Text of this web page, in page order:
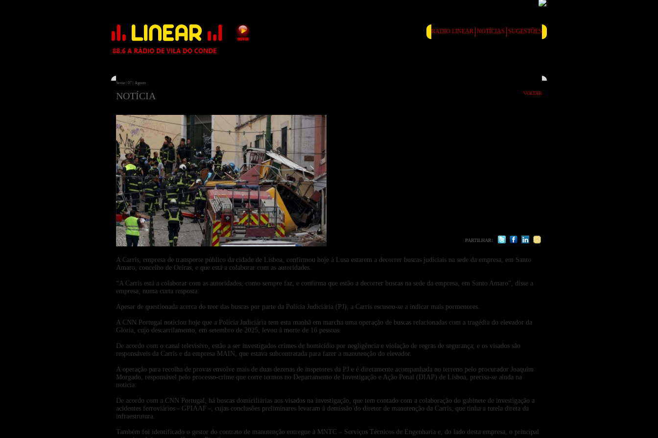
RADIO LINEAR NOTÍCIAS SUGESTÕES
Sexta | 07 | Agosto
NOTÍCIA VOLTAR
PARTILHAR:
A Carris, empresa de transporte público da cidade de Lisboa, confirmou hoje à Lusa estarem a decorrer buscas judiciais na sede da empresa, em Santo
Amaro, concelho de Oeiras, e que está a colaborar com as autoridades.
“A Carris está a colaborar com as autoridades, como sempre faz, e confirma que estão a decorrer buscas na sede da empresa, em Santo Amaro”, disse a
empresa, numa curta resposta.
Apesar de questionada acerca do teor das buscas por parte da Polícia Judiciária (PJ), a Carris escusou-se a indicar mais pormenores.
A CNN Portugal noticiou hoje que a Polícia Judiciária tem esta manhã em marcha uma operação de buscas relacionadas com a tragédia do elevador da
Glória, cujo descarrilamento, em setembro de 2025, levou à morte de 16 pessoas.
De acordo com o canal televisivo, estão a ser investigados crimes de homicídio por negligência e violação de regras de segurança, e os visados são
responsáveis da Carris e da empresa MAIN, que estava subcontratada para fazer a manutenção do elevador.
A operação para recolha de provas envolve mais de duas dezenas de inspetores da PJ e é diretamente acompanhada no terreno pelo procurador Joaquim
Morgado, responsável pelo processo-crime que corre termos no Departamento de Investigação e Ação Penal (DIAP) de Lisboa, precisa-se ainda na
noticia.
De acordo com a CNN Portugal, há buscas domiciliárias aos visados na investigação, que tem contado com a colaboração do gabinete de investigação a
acidentes ferroviários - GPIAAF -, cujas conclusões preliminares levaram à demissão do diretor de manutenção da Carris, que tinha a tutela direta da
infraestrutura.
Também foi identificado o gestor do contrato de manutenção entregue à MNTC – Serviços Técnicos de Engenharia e, do lado desta empresa, o principal